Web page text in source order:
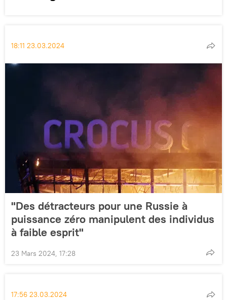
18:11 23.03.2024
"Des détracteurs pour une Russie à
puissance zéro manipulent des individus
à faible esprit"
23 Mars 2024, 17:28
17:56 23.03.2024